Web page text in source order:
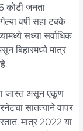
कोटी जनता
वर्षी सहा टक्के
सध्या सर्वाधिक
बिहारमध्ये मात्र
जास्त असून एकूण
सातत्याने वापर
मात्र 2022 या